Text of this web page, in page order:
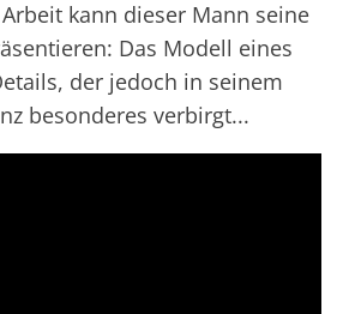
kann dieser Mann seine
Das Modell eines
der jedoch in seinem
besonderes verbirgt...